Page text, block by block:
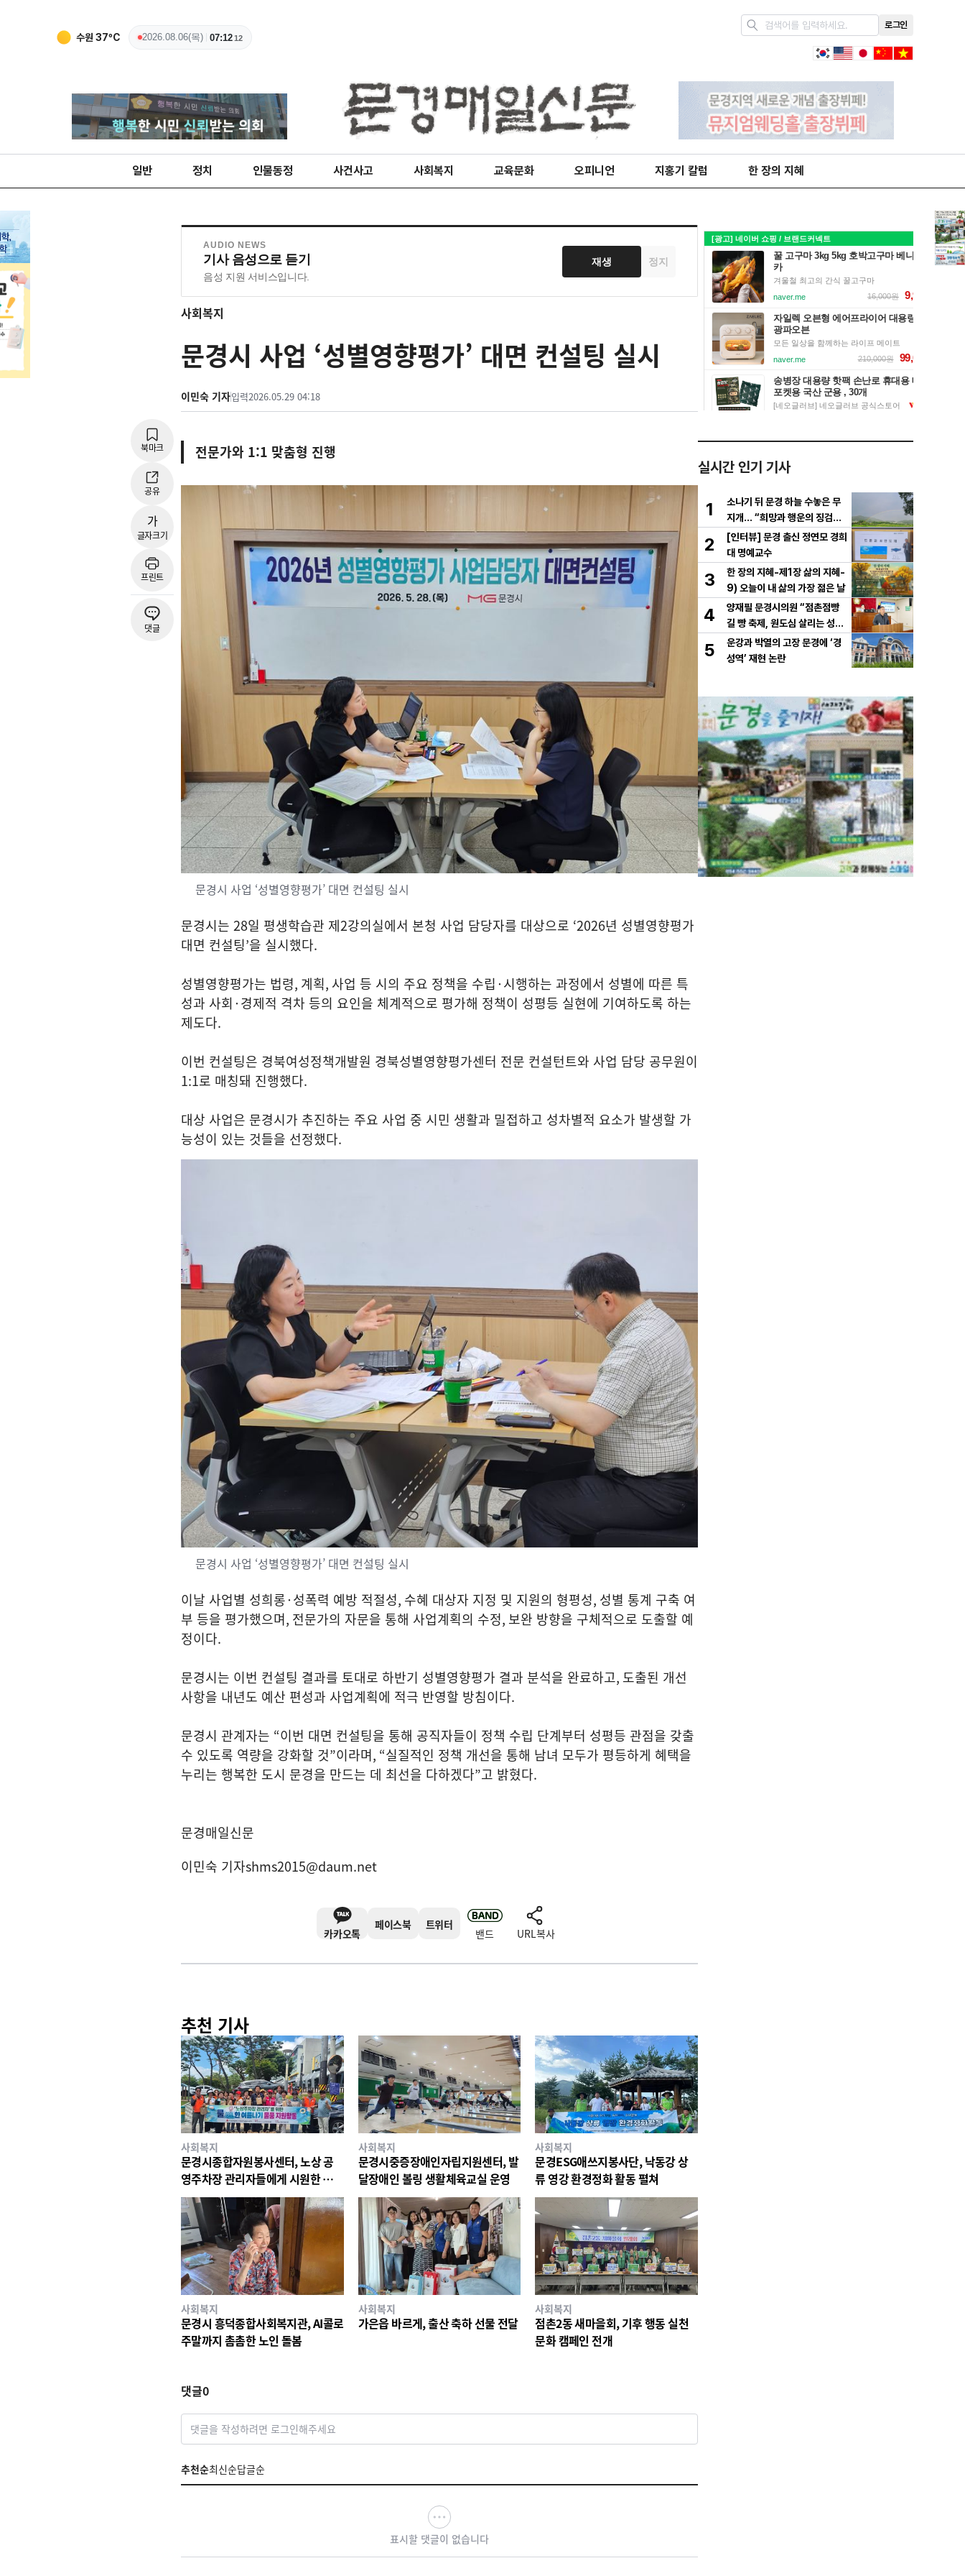
수원 37ºC 2026.08.06(목) 07:1213
로그인
일반 정치 인물동정 사건사고 사회복지 교육문화 오피니언 지홍기 칼럼 한 장의 지혜
AUDIO NEWS
기사 음성으로 듣기
음성 지원 서비스입니다.
재생 정지
사회복지
문경시 사업 ‘성별영향평가’ 대면 컨설팅 실시
이민숙 기자입력2026.05.29 04:18
북마크
공유
가
글자크기
프린트
댓글
전문가와 1:1 맞춤형 진행
문경시 사업 ‘성별영향평가’ 대면 컨설팅 실시
문경시는 28일 평생학습관 제2강의실에서 본청 사업 담당자를 대상으로 ‘2026년 성별영향평가
대면 컨설팅’을 실시했다.
성별영향평가는 법령, 계획, 사업 등 시의 주요 정책을 수립·시행하는 과정에서 성별에 따른 특
성과 사회·경제적 격차 등의 요인을 체계적으로 평가해 정책이 성평등 실현에 기여하도록 하는
제도다.
이번 컨설팅은 경북여성정책개발원 경북성별영향평가센터 전문 컨설턴트와 사업 담당 공무원이
1:1로 매칭돼 진행했다.
대상 사업은 문경시가 추진하는 주요 사업 중 시민 생활과 밀접하고 성차별적 요소가 발생할 가
능성이 있는 것들을 선정했다.
문경시 사업 ‘성별영향평가’ 대면 컨설팅 실시
이날 사업별 성희롱·성폭력 예방 적절성, 수혜 대상자 지정 및 지원의 형평성, 성별 통계 구축 여
부 등을 평가했으며, 전문가의 자문을 통해 사업계획의 수정, 보완 방향을 구체적으로 도출할 예
정이다.
​문경시는 이번 컨설팅 결과를 토대로 하반기 성별영향평가 결과 분석을 완료하고, 도출된 개선
사항을 내년도 예산 편성과 사업계획에 적극 반영할 방침이다.
​문경시 관계자는 “이번 대면 컨설팅을 통해 공직자들이 정책 수립 단계부터 성평등 관점을 갖출
수 있도록 역량을 강화할 것”이라며, “실질적인 정책 개선을 통해 남녀 모두가 평등하게 혜택을
누리는 행복한 도시 문경을 만드는 데 최선을 다하겠다”고 밝혔다.
문경매일신문
이민숙 기자shms2015@daum.net
카카오톡
페이스북 트위터
밴드 URL복사
추천 기사
사회복지
문경시종합자원봉사센터, 노상 공
영주차장 관리자들에게 시원한 물품
지원
사회복지
문경시중증장애인자립지원센터, 발
달장애인 볼링 생활체육교실 운영
사회복지
문경ESG애쓰지봉사단, 낙동강 상
류 영강 환경정화 활동 펼쳐
사회복지
문경시 흥덕종합사회복지관, AI콜로
주말까지 촘촘한 노인 돌봄
사회복지
가은읍 바르게, 출산 축하 선물 전달
사회복지
점촌2동 새마을회, 기후 행동 실천
문화 캠페인 전개
댓글0
댓글을 작성하려면 로그인해주세요
추천순최신순답글순
표시할 댓글이 없습니다
실시간 인기 기사
1
소나기 뒤 문경 하늘 수놓은 무
지개… “희망과 행운의 징검다
리”
2
[인터뷰] 문경 출신 정연모 경희
대 명예교수
3
한 장의 지혜-제1장 삶의 지혜-
9) 오늘이 내 삶의 가장 젊은 날
4
양재필 문경시의원 “점촌점빵
길 빵 축제, 원도심 살리는 성장
전략으로 키워야”
5
운강과 박열의 고장 문경에 ‘경
성역’ 재현 논란